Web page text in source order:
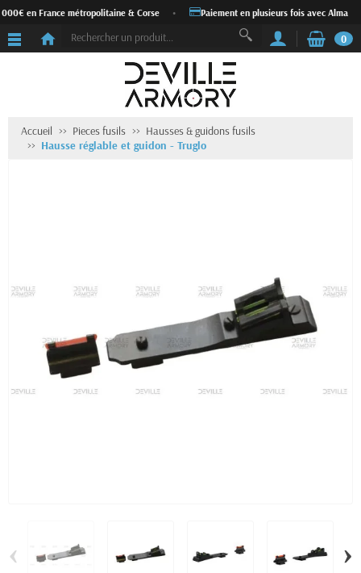
en France métropolitaine & Corse Paiement en plusieurs fois avec Alma
0
Accueil Pieces fusils
Hausses & guidons fusils
Hausse réglable et guidon - Truglo
‹ ›